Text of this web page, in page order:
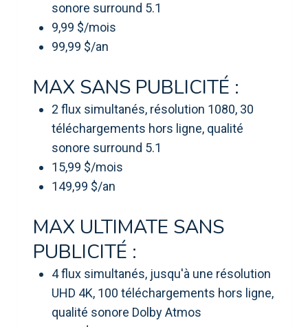
sonore surround 5.1
9,99 $/mois
99,99 $/an
MAX SANS PUBLICITÉ :
2 flux simultanés, résolution 1080, 30
téléchargements hors ligne, qualité
sonore surround 5.1
15,99 $/mois
149,99 $/an
MAX ULTIMATE SANS
PUBLICITÉ :
4 flux simultanés, jusqu'à une résolution
UHD 4K, 100 téléchargements hors ligne,
qualité sonore Dolby Atmos